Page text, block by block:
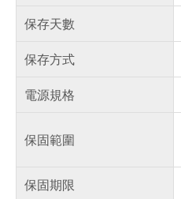
保存天數
保存方式
電源規格
保固範圍
保固期限